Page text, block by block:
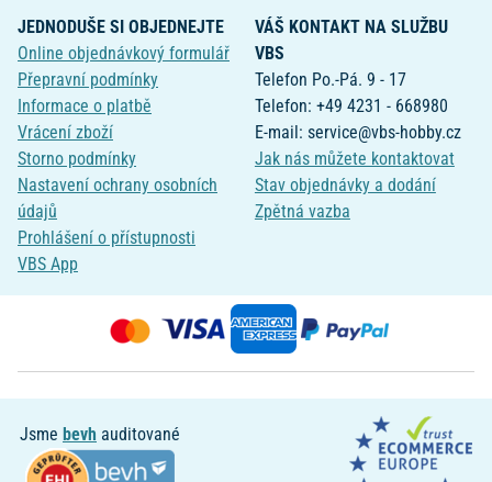
JEDNODUŠE SI OBJEDNEJTE
Online objednávkový formulář
Přepravní podmínky
Informace o platbě
Vrácení zboží
Storno podmínky
Nastavení ochrany osobních
údajů
Prohlášení o přístupnosti
VBS App
VÁŠ KONTAKT NA SLUŽBU
VBS
Telefon Po.-Pá. 9 - 17
Telefon: +49 4231 - 668980
E-mail: service@vbs-hobby.cz
Jak nás můžete kontaktovat
Stav objednávky a dodání
Zpětná vazba
Jsme bevh auditované